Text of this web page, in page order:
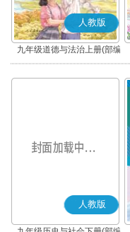
人教版
九年级道德与法治上册(部编
版)
人教版